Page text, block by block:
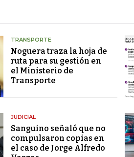
TRANSPORTE
Noguera traza la hoja de
ruta para su gestión en
el Ministerio de
Transporte
JUDICIAL
Sanguino señaló que no
compulsaron copias en
el caso de Jorge Alfredo